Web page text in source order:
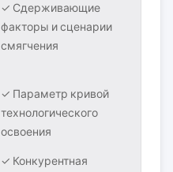
✓ Сдерживающие
факторы и сценарии
смягчения
✓ Параметр кривой
технологического
освоения
✓ Конкурентная